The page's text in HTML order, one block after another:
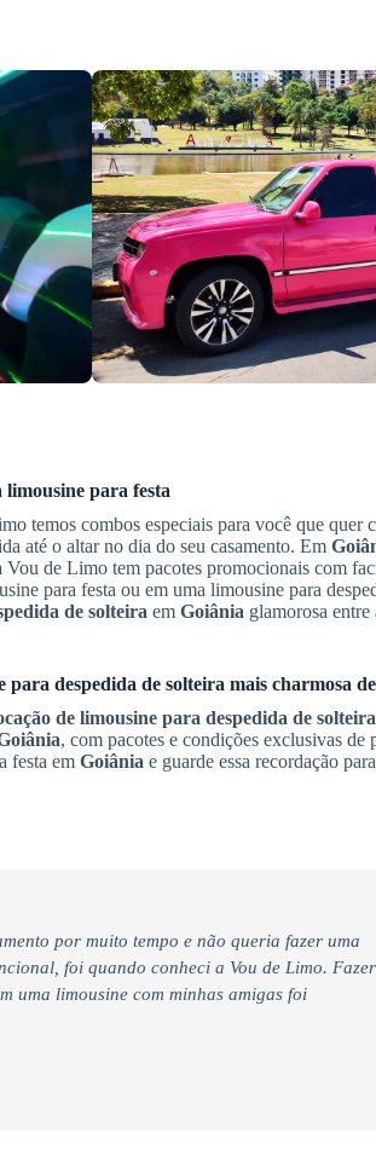
limousine para festa
temos combos especiais para você que quer
até o altar no dia do seu casamento. Em
Vou de Limo tem pacotes promocionais com
para festa ou em uma limousine para
de solteira em Goiânia glamorosa
para despedida de solteira mais charmosa de
de limousine para despedida de solteira
, com pacotes e condições exclusivas
festa em Goiânia e guarde essa recordação
por muito tempo e não queria fazer uma
foi quando conheci a Vou de Limo. Fazer
uma limousine com minhas amigas foi